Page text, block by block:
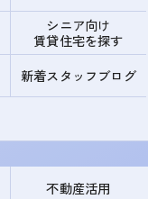
シニア向け
賃貸住宅を探す
新着スタッフブログ
不動産活用